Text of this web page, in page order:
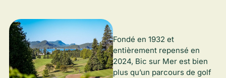
Fondé en 1932 et
entièrement repensé en
2024, Bic sur Mer est bien
plus qu’un parcours de golf